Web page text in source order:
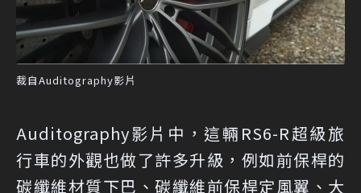
裁自Auditography影片
Auditography影片中，這輛RS6-R超級旅
行車的外觀也做了許多升級，例如前保桿的
碳纖維材質下巴、碳纖維前保桿定風翼、大